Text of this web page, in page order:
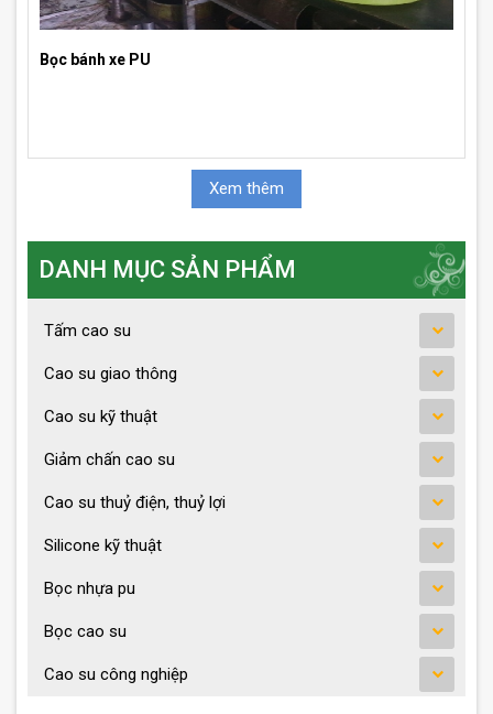
Bọc bánh xe PU
Xem thêm
DANH MỤC SẢN PHẨM
Tấm cao su
Cao su giao thông
Cao su kỹ thuật
Giảm chấn cao su
Cao su thuỷ điện, thuỷ lợi
Silicone kỹ thuật
Bọc nhựa pu
Bọc cao su
Cao su công nghiệp